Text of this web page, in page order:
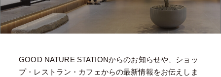
GOOD NATURE STATIONからのお知らせや、ショッ
プ・レストラン・カフェからの最新情報をお伝えしま